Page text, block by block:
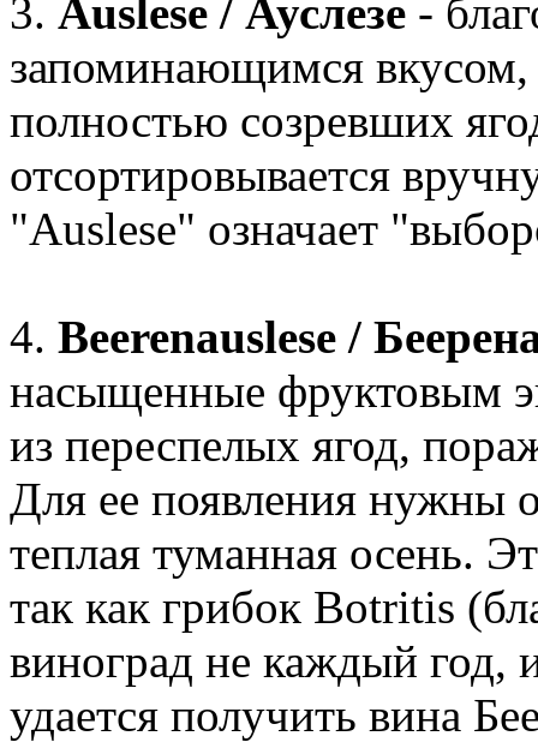
3. Auslese / Ауслезе -
запоминающимся вкусом,
полностью созревших
отсортировывается
"Auslese" означает
4. Beerenauslese /
насыщенные фруктовым
из переспелых ягод,
Для ее появления нужны
теплая туманная осень.
так как грибок Botritis
виноград не каждый год,
удается получить вина